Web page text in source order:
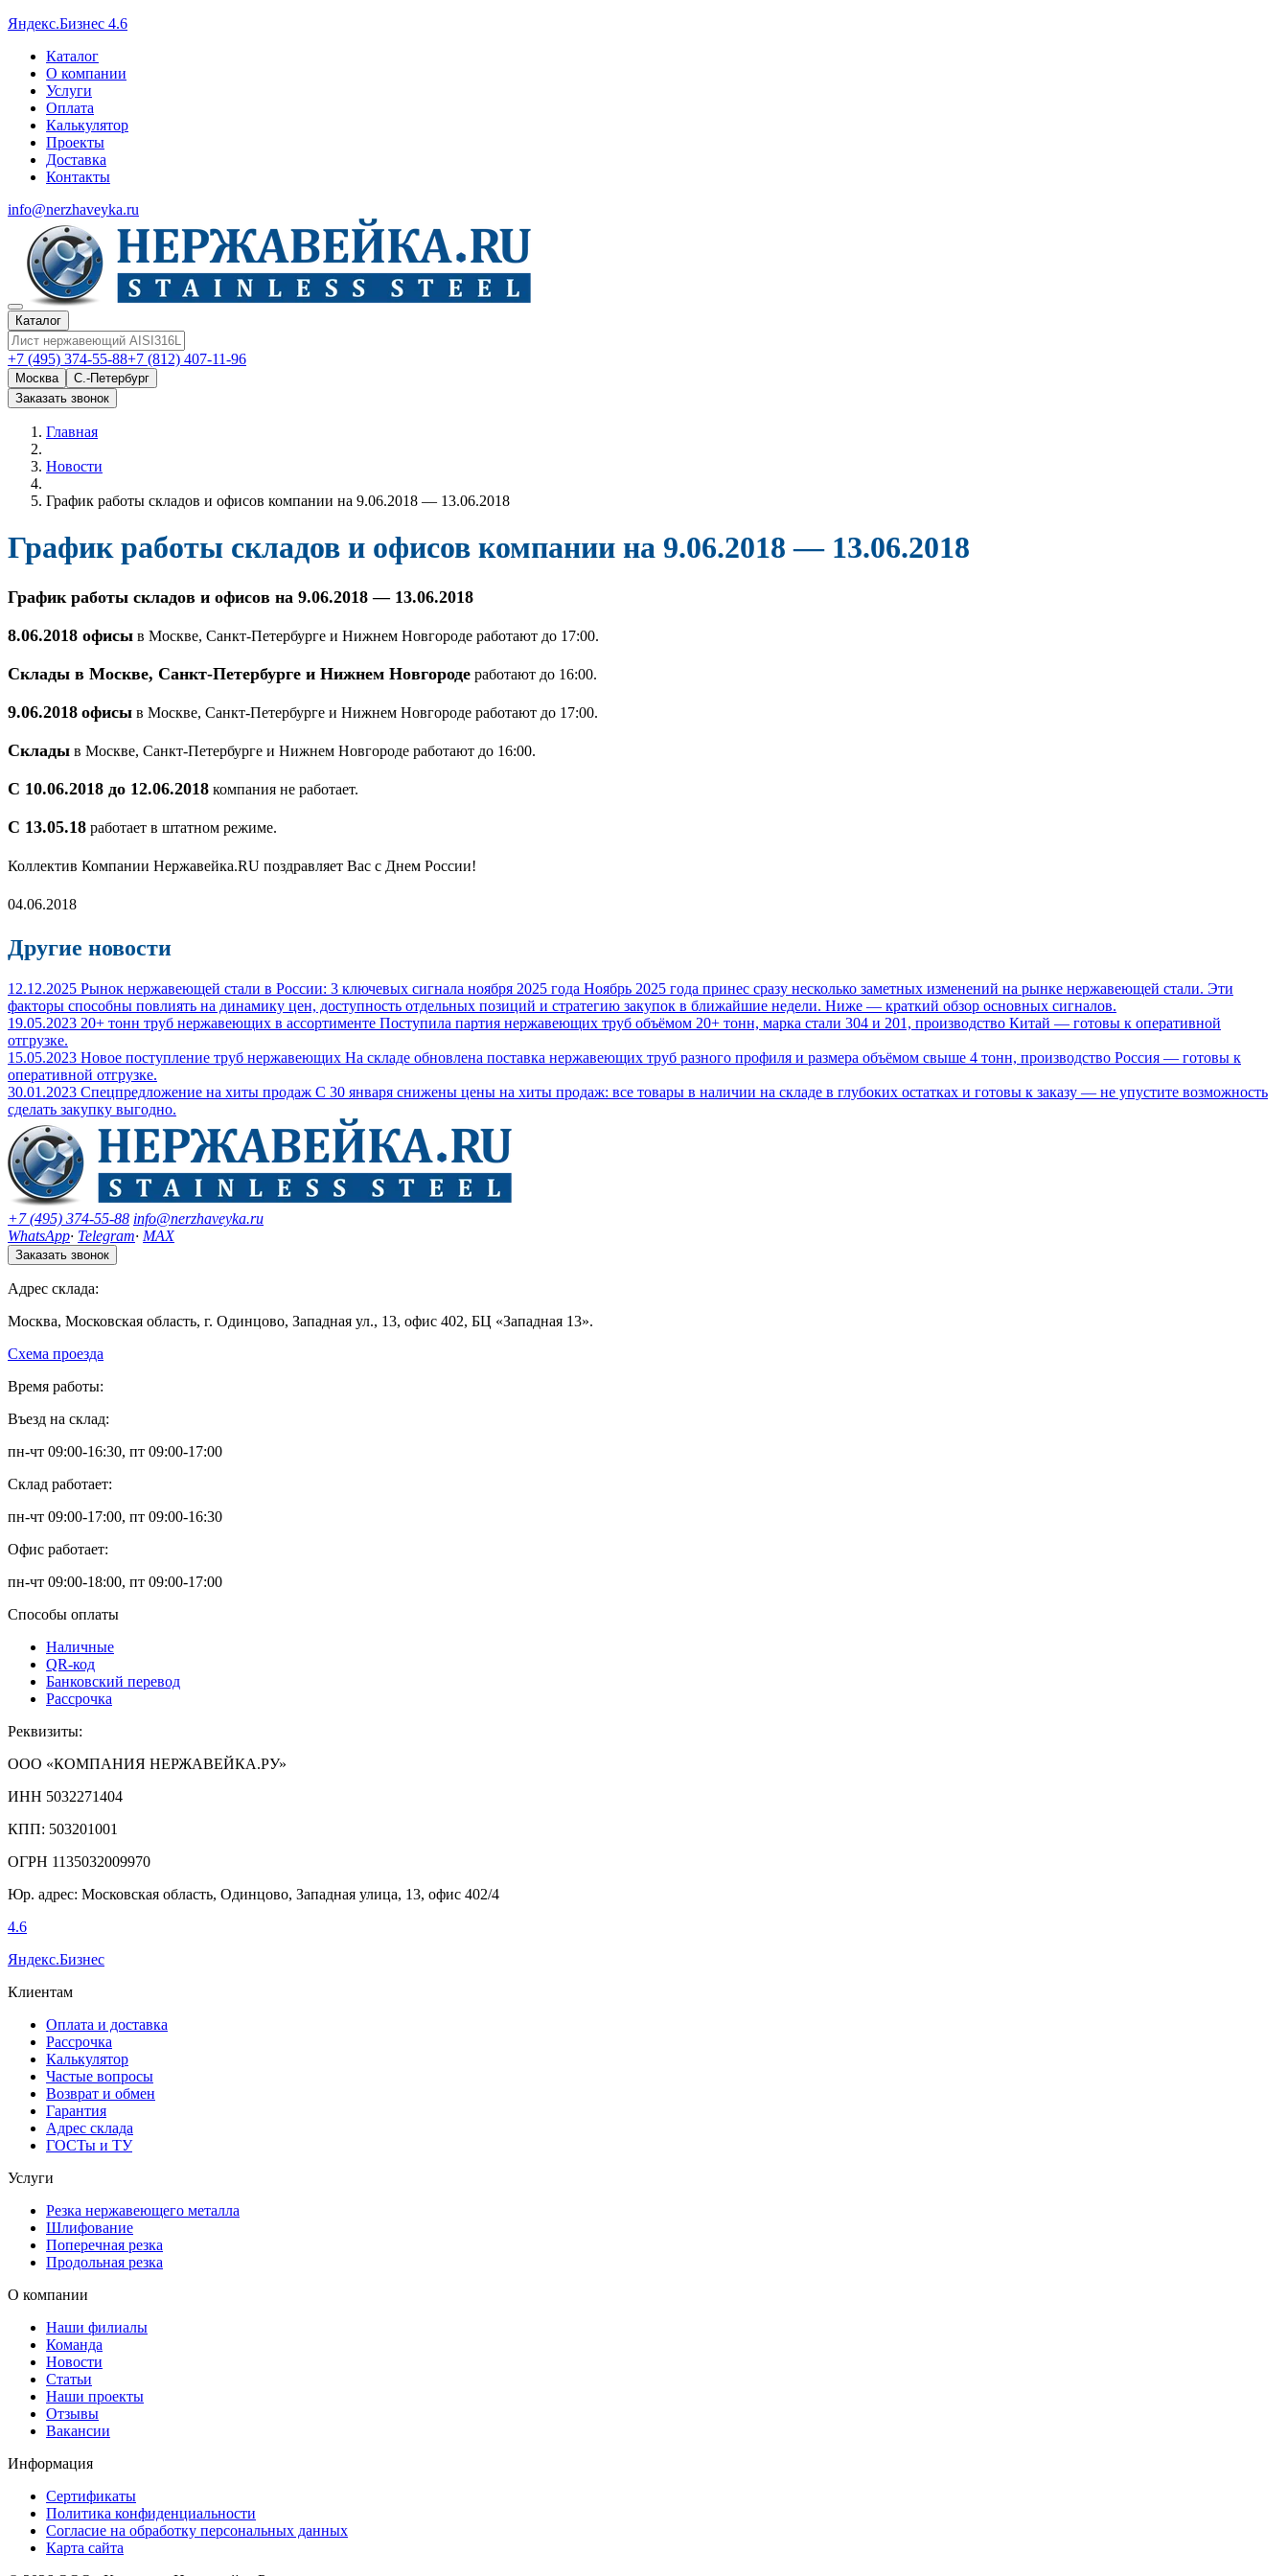
Яндекс.Бизнес 4.6
Каталог
О компании
Услуги
Оплата
Калькулятор
Проекты
Доставка
Контакты
info@nerzhaveyka.ru
Каталог
+7 (495) 374-55-88+7 (812) 407-11-96
Москва
С.-Петербург
Заказать звонок
Главная
Новости
График работы складов и офисов компании на 9.06.2018 — 13.06.2018
График работы складов и офисов компании на 9.06.2018 — 13.06.2018
График работы складов и офисов на 9.06.2018 — 13.06.2018
8.06.2018 офисы в Москве, Санкт-Петербурге и Нижнем Новгороде работают до 17:00.
Склады в Москве, Санкт-Петербурге и Нижнем Новгороде работают до 16:00.
9.06.2018 офисы в Москве, Санкт-Петербурге и Нижнем Новгороде работают до 17:00.
Склады в Москве, Санкт-Петербурге и Нижнем Новгороде работают до 16:00.
С 10.06.2018 до 12.06.2018 компания не работает.
С 13.05.18 работает в штатном режиме.
Коллектив Компании Нержавейка.RU поздравляет Вас с Днем России!
04.06.2018
Другие новости
12.12.2025 Рынок нержавеющей стали в России: 3 ключевых сигнала ноября 2025 года Ноябрь 2025 года принес сразу несколько заметных изменений на рынке нержавеющей стали. Эти
факторы способны повлиять на динамику цен, доступность отдельных позиций и стратегию закупок в ближайшие недели. Ниже — краткий обзор основных сигналов.
19.05.2023 20+ тонн труб нержавеющих в ассортименте Поступила партия нержавеющих труб объёмом 20+ тонн, марка стали 304 и 201, производство Китай — готовы к оперативной
отгрузке.
15.05.2023 Новое поступление труб нержавеющих На складе обновлена поставка нержавеющих труб разного профиля и размера объёмом свыше 4 тонн, производство Россия — готовы к
оперативной отгрузке.
30.01.2023 Спецпредложение на хиты продаж С 30 января снижены цены на хиты продаж: все товары в наличии на складе в глубоких остатках и готовы к заказу — не упустите возможность
сделать закупку выгодно.
+7 (495) 374-55-88 info@nerzhaveyka.ru
WhatsApp· Telegram· MAX
Заказать звонок
Адрес склада:
Москва, Московская область, г. Одинцово, Западная ул., 13, офис 402, БЦ «Западная 13».
Схема проезда
Время работы:
Въезд на склад:
пн-чт 09:00-16:30, пт 09:00-17:00
Склад работает:
пн-чт 09:00-17:00, пт 09:00-16:30
Офис работает:
пн-чт 09:00-18:00, пт 09:00-17:00
Способы оплаты
Наличные
QR-код
Банковский перевод
Рассрочка
Реквизиты:
ООО «КОМПАНИЯ НЕРЖАВЕЙКА.РУ»
ИНН 5032271404
КПП: 503201001
ОГРН 1135032009970
Юр. адрес: Московская область, Одинцово, Западная улица, 13, офис 402/4
4.6
Яндекс.Бизнес
Клиентам
Оплата и доставка
Рассрочка
Калькулятор
Частые вопросы
Возврат и обмен
Гарантия
Адрес склада
ГОСТы и ТУ
Услуги
Резка нержавеющего металла
Шлифование
Поперечная резка
Продольная резка
О компании
Наши филиалы
Команда
Новости
Статьи
Наши проекты
Отзывы
Вакансии
Информация
Сертификаты
Политика конфиденциальности
Согласие на обработку персональных данных
Карта сайта